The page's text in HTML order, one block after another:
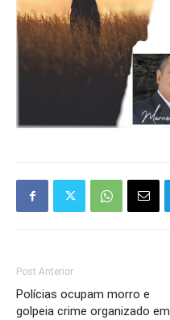
Post Anterior
Polícias ocupam morro e
golpeia crime organizado em